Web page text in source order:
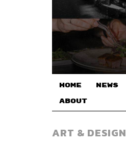
HOME NEWS
ABOUT
ART & DESIGN